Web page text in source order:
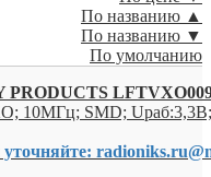
По названию ▲
По названию ▼
По умолчанию
PRODUCTS
10МГц; SMD;
уточняйте: